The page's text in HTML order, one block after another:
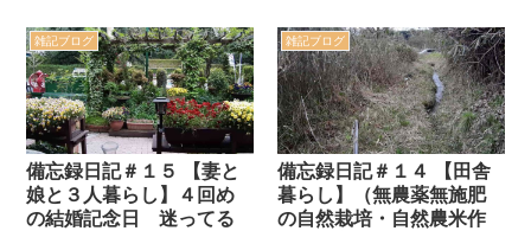
雑記ブログ
備忘録日記＃１５ 【妻と
娘と３人暮らし】４回め
の結婚記念日 迷ってる
雑記ブログ
備忘録日記＃１４ 【田舎
暮らし】（無農薬無施肥
の自然栽培・自然農米作